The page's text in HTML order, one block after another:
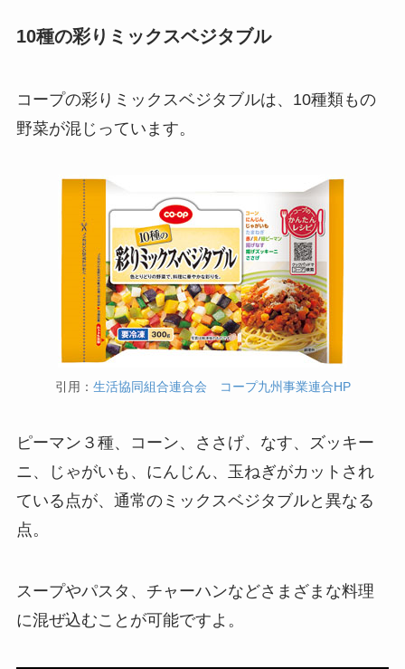
10種の彩りミックスベジタブル
コープの彩りミックスベジタブルは、10種類もの
野菜が混じっています。
引用： 生活協同組合連合会 コープ九州事業連合HP
ピーマン３種、コーン、ささげ、なす、ズッキー
ニ、じゃがいも、にんじん、玉ねぎがカットされ
ている点が、通常のミックスベジタブルと異なる
点。
スープやパスタ、チャーハンなどさまざまな料理
に混ぜ込むことが可能ですよ。